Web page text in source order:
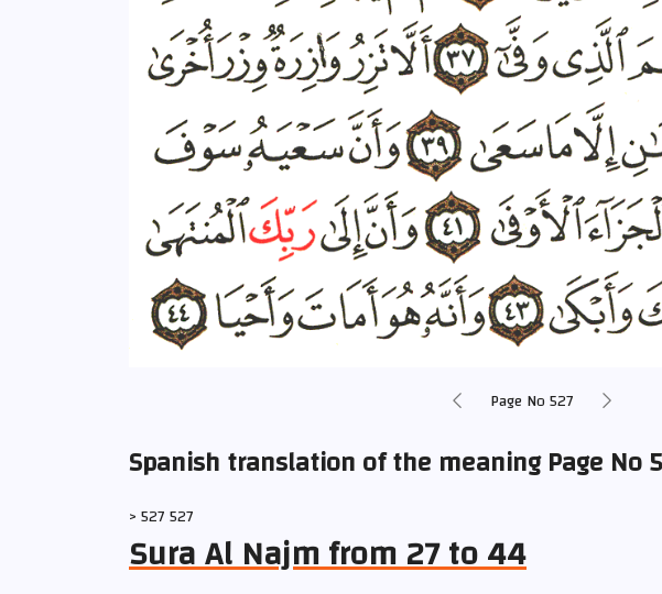
Page No 527
Spanish translation of the meaning Page No
> 527 527
Sura Al Najm from 27 to 44